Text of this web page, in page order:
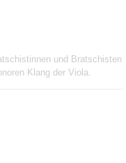
und Bratschisten
Klang der Viola.